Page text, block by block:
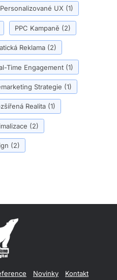
Personalizované UX (1)
PPC Kampaně (2)
Reklama (2)
Time Engagement (1)
Strategie (1)
Realita (1)
(2)
(2)
Novinky Kontakt